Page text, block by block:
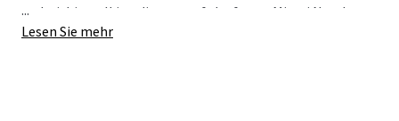
and within walking distance of the future Miami North
station. The combination of scale, frontage and planning
...
Lesen Sie mehr